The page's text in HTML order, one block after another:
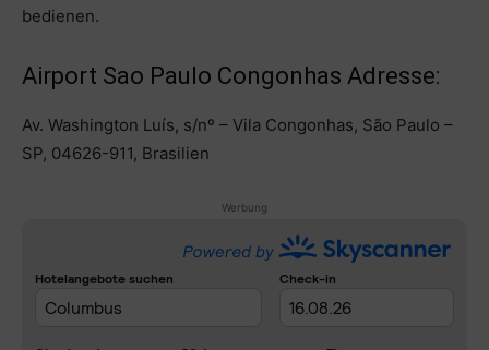
bedienen.
Airport Sao Paulo Congonhas Adresse:
Av. Washington Luís, s/nº – Vila Congonhas, São Paulo –
SP, 04626-911, Brasilien
Werbung